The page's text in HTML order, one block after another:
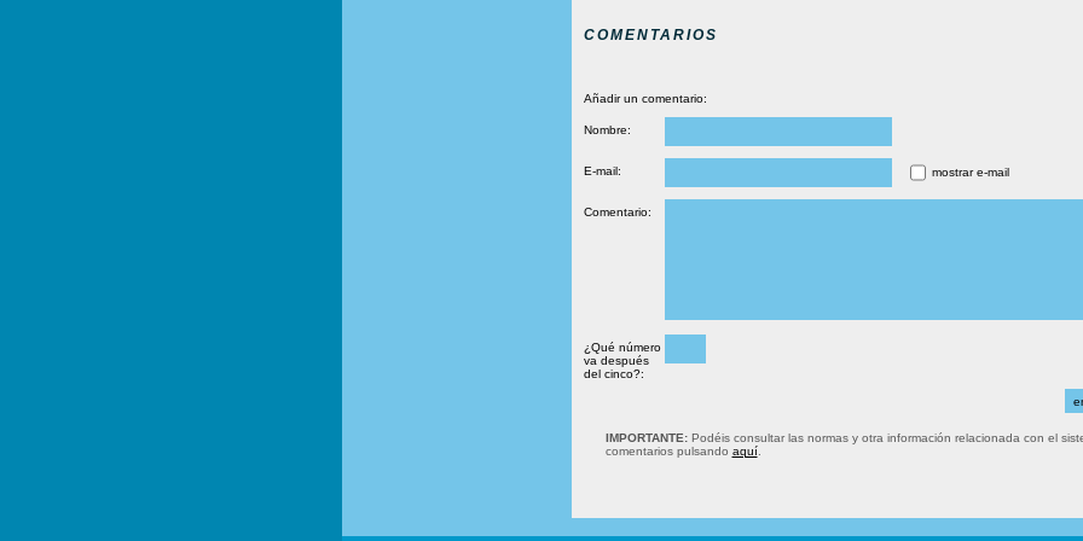
COMENTARIOS
Añadir un comentario:
Nombre:
E-mail: mostrar e-mail
Comentario:
¿Qué número
va después
del cinco?:
IMPORTANTE:Podéis consultar las normas y otra información relacionada con el
comentarios pulsando aquí.